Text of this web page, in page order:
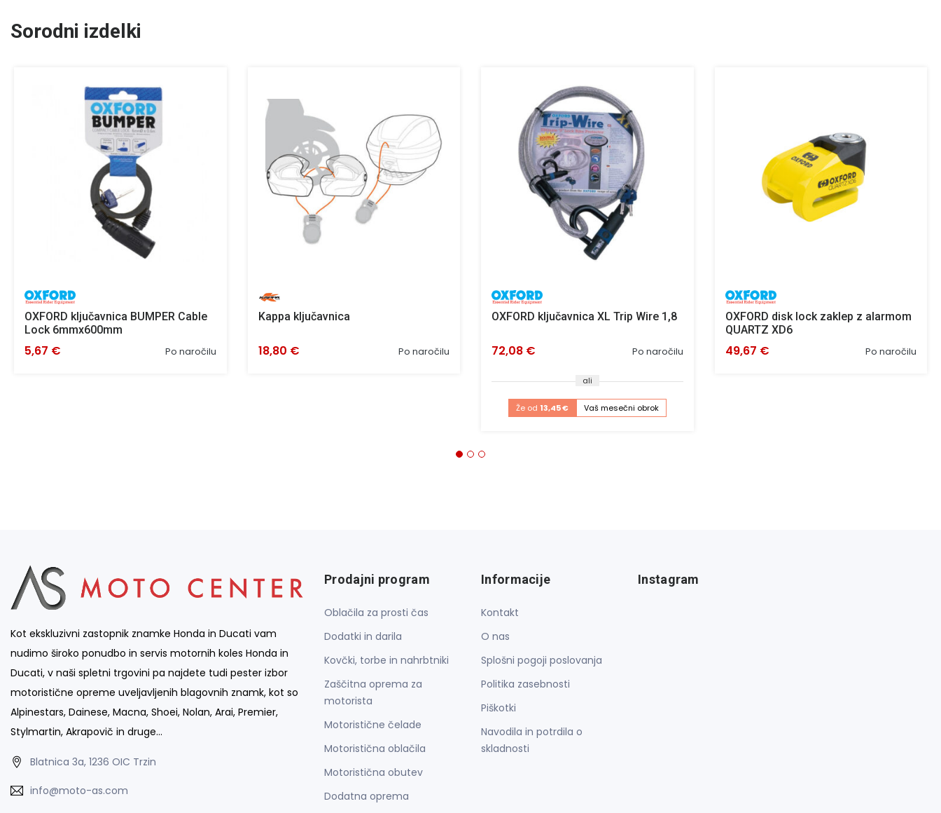
Sorodni izdelki
OXFORD ključavnica BUMPER Cable
Lock 6mmx600mm
Po naročilu
5,67 €
Kappa ključavnica
Po naročilu
18,80 €
OXFORD ključavnica XL Trip Wire 1,8
Po naročilu
72,08 €
ali
Že od 13,45 € Vaš mesečni obrok
OXFORD disk lock zaklep z alarmom
QUARTZ XD6
Po naročilu
49,67 €
Kot ekskluzivni zastopnik znamke Honda in Ducati vam
nudimo široko ponudbo in servis motornih koles Honda in
Ducati, v naši spletni trgovini pa najdete tudi pester izbor
motoristične opreme uveljavljenih blagovnih znamk, kot so
Alpinestars, Dainese, Macna, Shoei, Nolan, Arai, Premier,
Stylmartin, Akrapovič in druge…
Blatnica 3a, 1236 OIC Trzin
info@moto-as.com
Prodajni program
Oblačila za prosti čas
Dodatki in darila
Kovčki, torbe in nahrbtniki
Zaščitna oprema za
motorista
Motoristične čelade
Motoristična oblačila
Motoristična obutev
Dodatna oprema
Informacije
Kontakt
O nas
Splošni pogoji poslovanja
Politika zasebnosti
Piškotki
Navodila in potrdila o
skladnosti
Instagram